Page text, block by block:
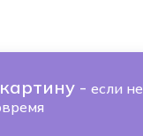
- если не